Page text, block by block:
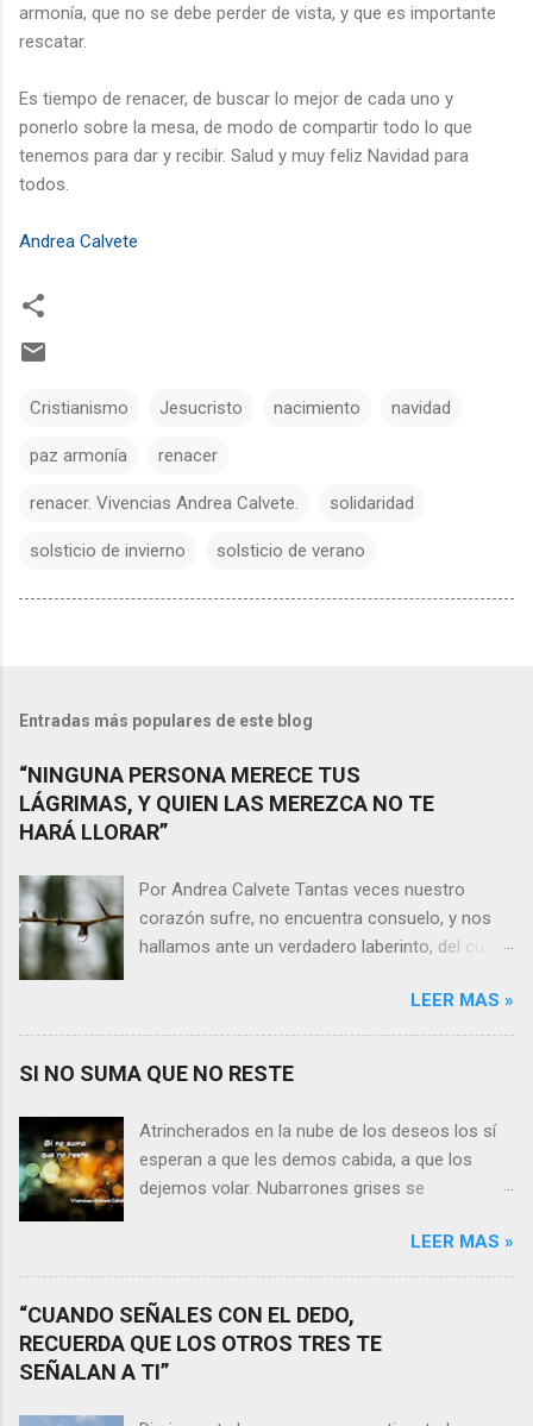
armonía, que no se debe perder de vista, y que es importante
rescatar.
Es tiempo de renacer, de buscar lo mejor de cada uno y
ponerlo sobre la mesa, de modo de compartir todo lo que
tenemos para dar y recibir. Salud y muy feliz Navidad para
todos.
Andrea Calvete
Cristianismo Jesucristo nacimiento navidad
paz armonía renacer
renacer. Vivencias Andrea Calvete. solidaridad
solsticio de invierno solsticio de verano
Entradas más populares de este blog
“NINGUNA PERSONA MERECE TUS
LÁGRIMAS, Y QUIEN LAS MEREZCA NO TE
HARÁ LLORAR”
Por Andrea Calvete Tantas veces nuestro
corazón sufre, no encuentra consuelo, y nos
hallamos ante un verdadero laberinto, del cual
razones pierden el sentido, y las respuestas se
alejan tan distantes que no alcanzamos a
nuestras lágrimas?, quizás quien esté
Por otra parte, si nos ponemos a pensar en
algún momento de la vida todos hemos sufrido
por causa de una persona. Entonces ¿cómo
“ninguna persona merece tus lágrimas, y quien
las merezca no te hará llorar”, tal vez
comprendamos que quien realmente nos
LEER MAS »
SI NO SUMA QUE NO RESTE
Atrincherados en la nube de los deseos los sí
esperan a que les demos cabida, a que los
dejemos volar. Nubarrones grises se
indecisión, o simplemente por no ver con
claridad el camino a seguir. Lo claro es que si
no suma que no reste. En esa puja por decidir,
entran en nuestra vida conceptos y personas
que en realidad no tienen demasiada cabida,
LEER MAS »
“CUANDO SEÑALES CON EL DEDO,
RECUERDA QUE LOS OTROS TRES TE
SEÑALAN A TI”